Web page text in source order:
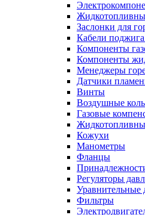
Заслонки для
Кабели
Компоненты
Компоненты
Менеджеры
Датчики
Винты
Воздушные
Газовые
Кожухи
Манометры
Фланцы
Регуляторы
Уравнительные
Фильтры